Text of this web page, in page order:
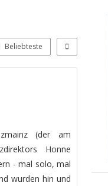
Beliebteste
(der am
Honne
- mal solo, mal
wurden hin und